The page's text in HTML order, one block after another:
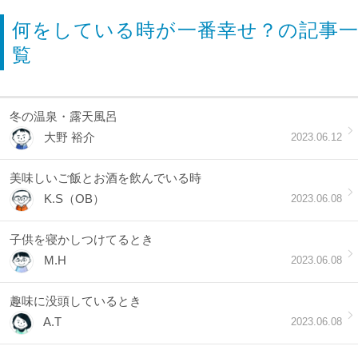
何をしている時が一番幸せ？の記事一
覧
2023.06.12
大野 裕介
冬の温泉・露天風呂
2023.06.08
K.S（OB）
美味しいご飯とお酒を飲んでいる時
2023.06.08
M.H
子供を寝かしつけてるとき
2023.06.08
A.T
趣味に没頭しているとき